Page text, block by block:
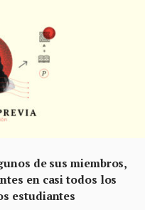
de sus miembros,
en casi todos los
estudiantes